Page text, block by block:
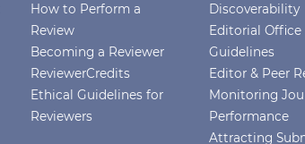
How to Perform a
Review
Becoming a Reviewer
ReviewerCredits
Ethical Guidelines for
Reviewers
Discoverability
Editorial Office
Guidelines
Editor & Peer
Monitoring
Performance
Attracting